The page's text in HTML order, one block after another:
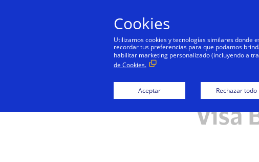
Visa
Cookies
Utilizamos cookies y tecnologías similares donde
recordar tus preferencias para que podamos
habilitar marketing personalizado (incluyendo a
de Cookies.
Aceptar Rechazar todo